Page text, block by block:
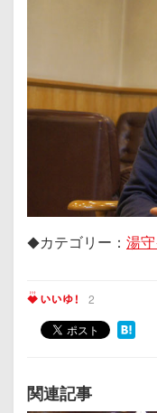
◆カテゴリー： 湯
2
関連記事